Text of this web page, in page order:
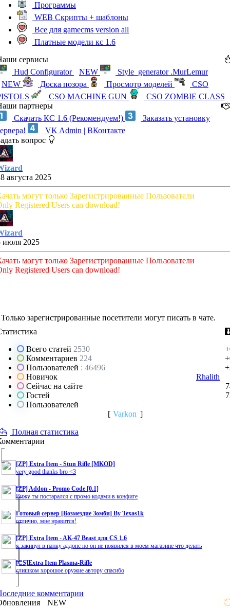
Программы
WEB Скрипты + шаблоны
Все для gamecms version all
Платные модели кс 1.6
сервисы
Hud Configurator
NEW
Style_generator .MurLemur
NEW
Доска позора Просмотр моделей
CSO
CSO MACHINE GUN
CSO ZOMBIE CLASS
партнеры
Скачать КС 1.6 (Рекомендуем!)
Заказать установку
VK Admin | ВКонтакте
вопрос
августа 2025
могут только Зарегистрированные Пользователи
Registered Users can download!
июля 2025
могут только Зарегистрированные Пользователи
Registered Users can download!
Только зарегистрированные посетители могут писать в чате.
Всего статей 2530
Комментариев 224
Пользователей : 46496
Новичок
Rhalith
Сейчас на сайте
Гостей
Пользователей
[ Varkon ]
Полная статистика
[ZP] Extra Item - Stun Rifle [MKOD]
very good thanks bro <3
[ZP] Addon - Promo Code [0.1]
Вижу ты постарался с промо кодами в конфиге
Готовый сервер [Возмездие Зомби] By Texas1k
отлично, мне нравится!
[ZP] Extra Item - AK-47 Beast для CS 1.6
я закинул в папку аддонс но он не появился в моем магазине что делать
[CS]Extra Item Plasma-Rifle
слишком хорошое оружие автору спасибо
комментарии
NEW